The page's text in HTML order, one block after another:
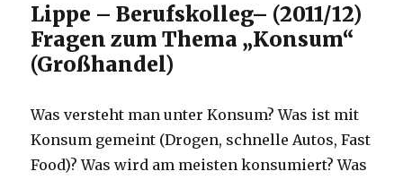
Lippe – Berufskolleg– (2011/12)
Fragen zum Thema „Konsum“
(Großhandel)
Was versteht man unter Konsum? Was ist mit
Konsum gemeint (Drogen, schnelle Autos, Fast
Food)? Was wird am meisten konsumiert? Was